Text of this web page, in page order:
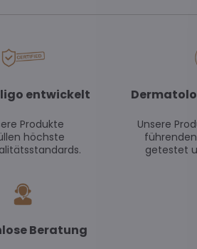
entwickelt
Produkte
höchste
Unsere
getestet
Beratung